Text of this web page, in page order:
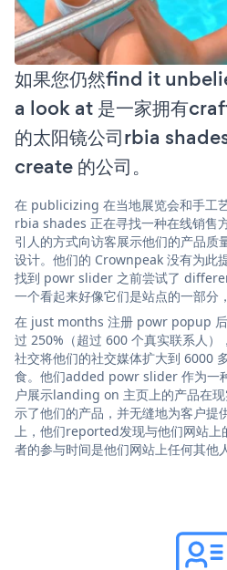
如果您仍然find it
a look at 是一家拥有
的太阳镜公司rbia
create 的公司。
在 publicizing 在当地展览会和手工
rbia shades 正在寻找一种在线销售
引人的方式向访客展示他们的产品质
设计。他们的 Crownpeak 没有为此
找到 powr slider 之前尝试了
一个看起来好像它们是站点的一部分
在 just months 注册 powr popup
过 250%（超过 600 个真实联系人
社交将他们的社交媒体扩大到 6000
食。他们added powr slider 作为一
户展示landing on 主页上的产品在
示了他们的产品，并无缝地为客户提
上，他们reported发现与他们网站上
者的参与时间是他们网站上任何其他